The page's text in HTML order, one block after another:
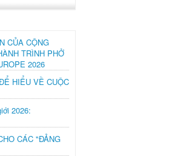
CỦA CỘNG
TRÌNH PHỞ
2026
HIỂU VỀ CUỘC
2026:
CÁC "ĐẢNG